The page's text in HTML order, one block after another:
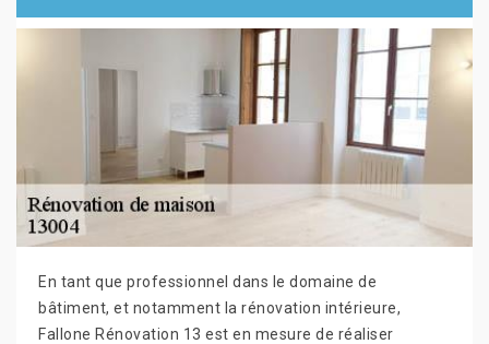
En tant que professionnel dans le domaine de
bâtiment, et notamment la rénovation intérieure,
Fallone Rénovation 13 est en mesure de réaliser